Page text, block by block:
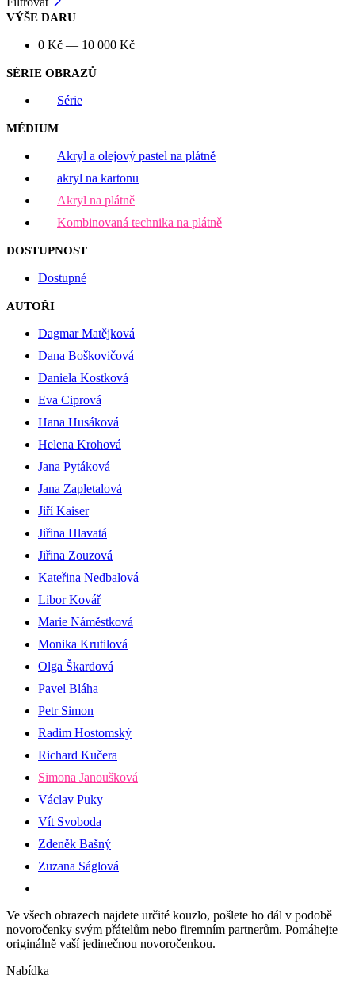
VÝŠE DARU
0 Kč — 10 000 Kč
SÉRIE OBRAZŮ
Série
MÉDIUM
Akryl a olejový pastel na plátně
akryl na kartonu
Akryl na plátně
Kombinovaná technika na plátně
DOSTUPNOST
Dostupné
AUTOŘI
Dagmar Matějková
Dana Boškovičová
Daniela Kostková
Eva Ciprová
Hana Husáková
Helena Krohová
Jana Pytáková
Jana Zapletalová
Jiří Kaiser
Jiřina Hlavatá
Jiřina Zouzová
Kateřina Nedbalová
Libor Kovář
Marie Náměstková
Monika Krutilová
Olga Škardová
Pavel Bláha
Petr Simon
Radim Hostomský
Richard Kučera
Simona Janoušková
Václav Puky
Vít Svoboda
Zdeněk Bašný
Zuzana Ságlová
Ve všech obrazech najdete určité kouzlo, pošlete ho dál v podobě
novoročenky svým přátelům nebo firemním partnerům. Pomáhejte
originálně vaší jedinečnou novoročenkou.
Nabídka